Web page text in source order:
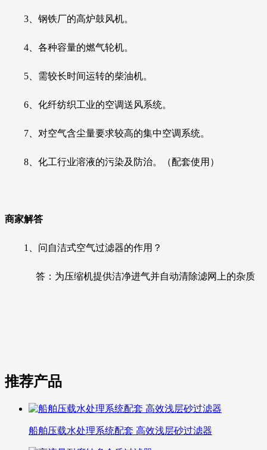
3、钢铁厂的高炉鼓风机。
4、各种容量的燃气轮机。
5、需较长时间运转的柴油机。
6、化纤纺织工业的空调送风系统。
7、对空气含尘量要求较高的集中空调系统。
8、化工行业溶液的污染及防治。（配套使用）
商家解答
1、 问自洁式空气过滤器的作用？
答 ：为压缩机提供洁净进气并自动清除滤网上的杂质
推荐产品
船舶压载水处理系统配套 高效浅层砂过滤器